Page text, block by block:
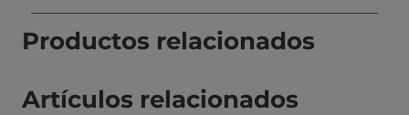
Productos relacionados
Artículos relacionados